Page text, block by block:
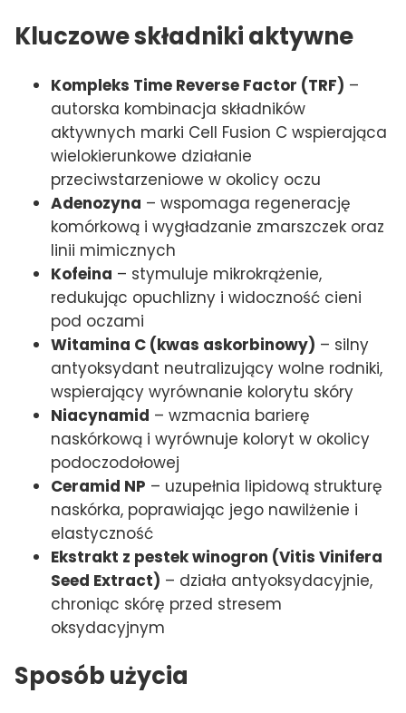
Kluczowe składniki aktywne
Kompleks Time Reverse Factor (TRF) –
autorska kombinacja składników
aktywnych marki Cell Fusion C wspierająca
wielokierunkowe działanie
przeciwstarzeniowe w okolicy oczu
Adenozyna – wspomaga regenerację
komórkową i wygładzanie zmarszczek oraz
linii mimicznych
Kofeina – stymuluje mikrokrążenie,
redukując opuchlizny i widoczność cieni
pod oczami
Witamina C (kwas askorbinowy) – silny
antyoksydant neutralizujący wolne rodniki,
wspierający wyrównanie kolorytu skóry
Niacynamid – wzmacnia barierę
naskórkową i wyrównuje koloryt w okolicy
podoczodołowej
Ceramid NP – uzupełnia lipidową strukturę
naskórka, poprawiając jego nawilżenie i
elastyczność
Ekstrakt z pestek winogron (Vitis Vinifera
Seed Extract) – działa antyoksydacyjnie,
chroniąc skórę przed stresem
oksydacyjnym
Sposób użycia